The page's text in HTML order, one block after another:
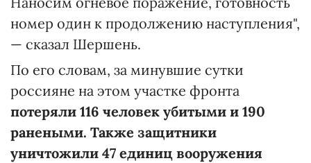
номер один к продолжению наступления",
— сказал Шершень.
По его словам, за минувшие сутки
россияне на этом участке фронта
потеряли 116 человек убитыми и 190
ранеными. Также защитники
уничтожили 47 единиц вооружения